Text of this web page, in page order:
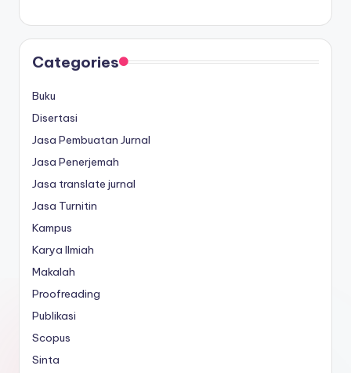
Categories
Buku
Disertasi
Jasa Pembuatan Jurnal
Jasa Penerjemah
Jasa translate jurnal
Jasa Turnitin
Kampus
Karya Ilmiah
Makalah
Proofreading
Publikasi
Scopus
Sinta